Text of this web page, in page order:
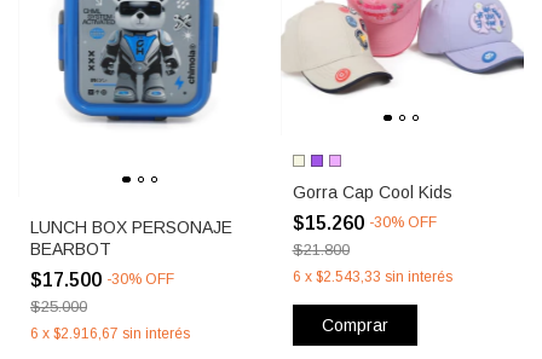
LUNCH BOX PERSONAJE
BEARBOT
$17.500 -30% OFF
$25.000
6 x $2.916,67 sin interés
Gorra Cap Cool Kids
$15.260 -30% OFF
$21.800
6 x $2.543,33 sin interés
Comprar